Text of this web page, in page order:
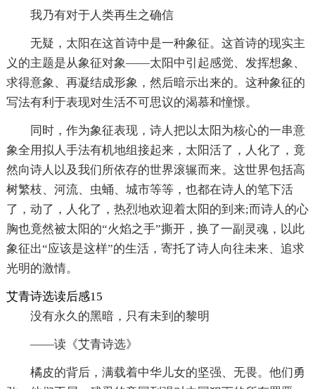
我乃有对于人类再生之确信
无疑，太阳在这首诗中是一种象征。这首诗的现实主
义的主题是从象征对象——太阳中引起感觉、发挥想象、
求得意象、再凝结成形象，然后暗示出来的。这种象征的
写法有利于表现对生活不可思议的渴慕和憧憬。
同时，作为象征表现，诗人把以太阳为核心的一串意
象全用拟人手法有机地组接起来，太阳活了，人化了，竟
然向诗人以及我们所依存的世界滚辗而来。这世界包括高
树繁枝、河流、虫蛹、城市等等，也都在诗人的笔下活
了，动了，人化了，热烈地欢迎着太阳的到来;而诗人的心
胸也竟然被太阳的“火焰之手”撕开，换了一副灵魂，以此
象征出“应该是这样”的生活，寄托了诗人向往未来、追求
光明的激情。
艾青诗选读后感15
没有永久的黑暗，只有未到的黎明
――读《艾青诗选》
橘皮的背后，满载着中华儿女的坚强、无畏。他们勇